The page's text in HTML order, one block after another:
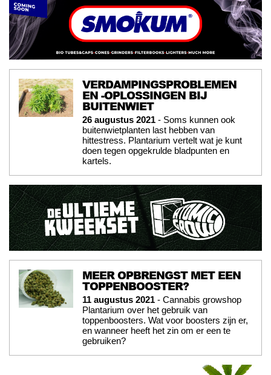
VERDAMPINGSPROBLEMEN
EN -OPLOSSINGEN BIJ
BUITENWIET
26 augustus 2021 - Soms kunnen ook
buitenwietplanten last hebben van
hittestress. Plantarium vertelt wat je kunt
doen tegen opgekrulde bladpunten en
kartels.
MEER OPBRENGST MET EEN
TOPPENBOOSTER?
11 augustus 2021 - Cannabis growshop
Plantarium over het gebruik van
toppenboosters. Wat voor boosters zijn er,
en wanneer heeft het zin om er een te
gebruiken?